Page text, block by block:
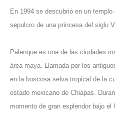
En 1994 se descubrió en un
sepulcro de una princesa del siglo
Palenque es una de las ciudades
área maya. Llamada por los
en la boscosa selva tropical de la
estado mexicano de Chiapas.
momento de gran esplendor bajo el